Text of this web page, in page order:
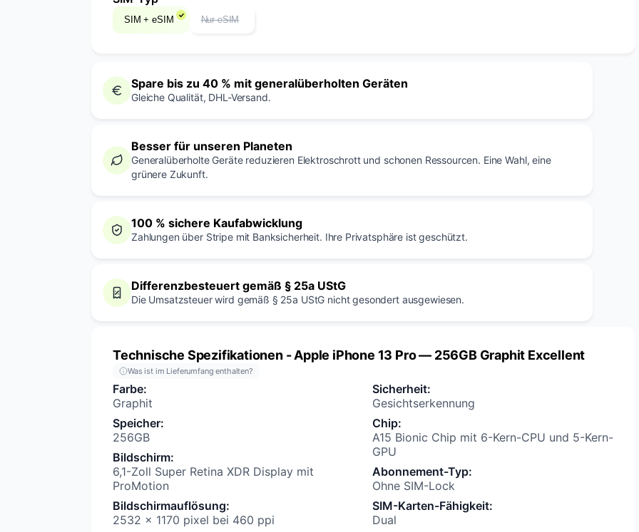
SIM + eSIM Nur eSIM
Spare bis zu 40 % mit generalüberholten Geräten
Gleiche Qualität, DHL-Versand.
Besser für unseren Planeten
Generalüberholte Geräte reduzieren Elektroschrott und schonen Ressourcen. Eine Wahl, eine
grünere Zukunft.
100 % sichere Kaufabwicklung
Zahlungen über Stripe mit Banksicherheit. Ihre Privatsphäre ist geschützt.
Differenzbesteuert gemäß § 25a UStG
Die Umsatzsteuer wird gemäß § 25a UStG nicht gesondert ausgewiesen.
Technische Spezifikationen- Apple iPhone 13 Pro — 256GB Graphit Excellent
Was ist im Lieferumfang enthalten?
Farbe:
Graphit
Speicher:
256GB
Bildschirm:
6,1-Zoll Super Retina XDR Display mit
ProMotion
Bildschirmauflösung:
2532 x 1170 pixel bei 460 ppi
Sicherheit:
Gesichtserkennung
Chip:
A15 Bionic Chip mit 6-Kern-CPU und 5-Kern-
GPU
Abonnement-Typ:
Ohne SIM-Lock
SIM-Karten-Fähigkeit:
Dual